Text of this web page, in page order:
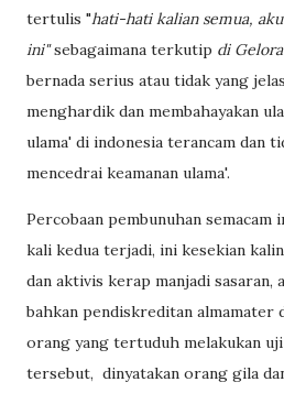
tertulis "hati-hati kalian semua,
ini"sebagaimana terkutip di
bernada serius atau tidak yang jelas
menghardik dan membahayakan
ulama' di indonesia terancam dan
mencedrai keamanan ulama'.
Percobaan pembunuhan semacam
kali kedua terjadi, ini kesekian
dan aktivis kerap manjadi sasaran,
bahkan pendiskreditan almamater
orang yang tertuduh melakukan
tersebut, dinyatakan orang gila